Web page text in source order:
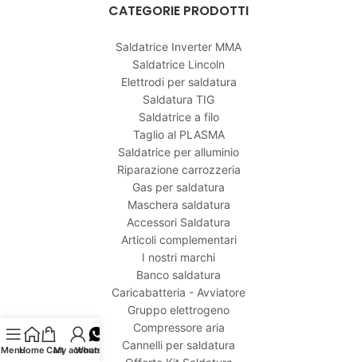
CATEGORIE PRODOTTI
Saldatrice Inverter MMA
Saldatrice Lincoln
Elettrodi per saldatura
Saldatura TIG
Saldatrice a filo
Taglio al PLASMA
Saldatrice per alluminio
Riparazione carrozzeria
Gas per saldatura
Maschera saldatura
Accessori Saldatura
Articoli complementari
I nostri marchi
Banco saldatura
Caricabatteria - Avviatore
Gruppo elettrogeno
Compressore aria
Cannelli per saldatura
MenuHome Cart
My account
Whatsapp